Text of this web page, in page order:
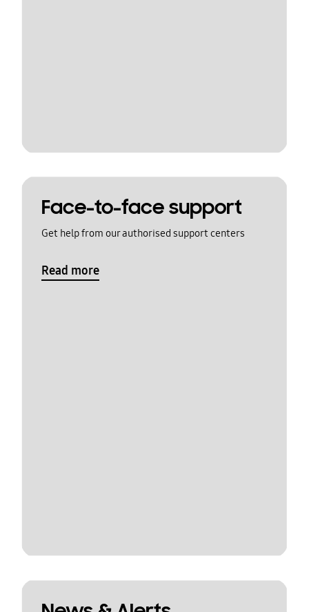
Face-to-face support
Get help from our authorised support centers
Read more